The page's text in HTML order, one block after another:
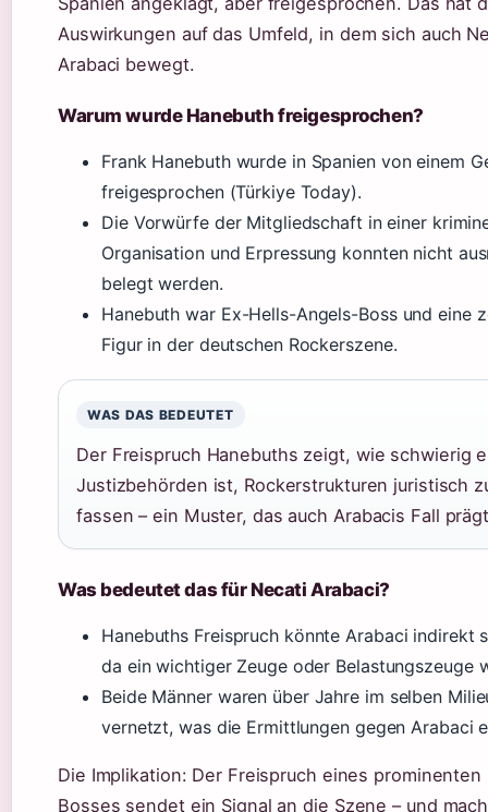
Auswirkungen auf das Umfeld, in dem sich auch
Arabaci bewegt.
Warum wurde Hanebuth freigesprochen?
Frank Hanebuth wurde in Spanien von einem
freigesprochen (Türkiye Today).
Die Vorwürfe der Mitgliedschaft in einer
Organisation und Erpressung konnten nicht
belegt werden.
Hanebuth war Ex-Hells-Angels-Boss und eine
Figur in der deutschen Rockerszene.
WAS DAS BEDEUTET
Der Freispruch Hanebuths zeigt, wie schwierig
Justizbehörden ist, Rockerstrukturen juristisch
fassen – ein Muster, das auch Arabacis Fall
Was bedeutet das für Necati Arabaci?
Hanebuths Freispruch könnte Arabaci indirekt
da ein wichtiger Zeuge oder Belastungszeuge
Beide Männer waren über Jahre im selben
vernetzt, was die Ermittlungen gegen Arabaci
Die Implikation: Der Freispruch eines prominenten
Bosses sendet ein Signal an die Szene – und